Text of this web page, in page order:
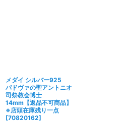
メダイ シルバー925
パドヴァの聖アントニオ
司祭教会博士
14mm【返品不可商品】
※店頭在庫残り一点
[70820162]